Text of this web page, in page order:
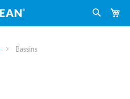
Suche
Bassins